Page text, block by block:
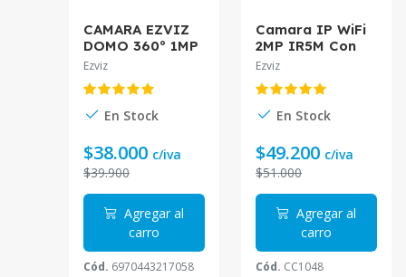
CAMARA EZVIZ
DOMO 360º 1MP
IP WIFI 1mp
Ezviz
En Stock
$38.000 c/iva
$39.900
Agregar al
carro
Cód. 6970443217058
Camara IP WiFi
2MP IR5M Con
Bateria CS-CB1-
Ezviz
Ezviz
En Stock
$49.200 c/iva
$51.000
Agregar al
carro
Cód. CC1048